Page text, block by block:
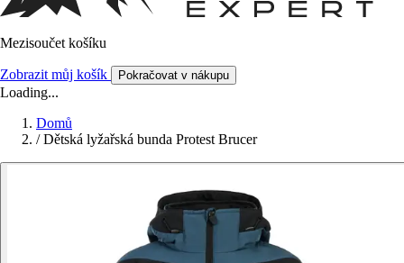
Mezisoučet košíku
Zobrazit můj košík Pokračovat v nákupu
Loading...
Domů
/ Dětská lyžařská bunda Protest Brucer